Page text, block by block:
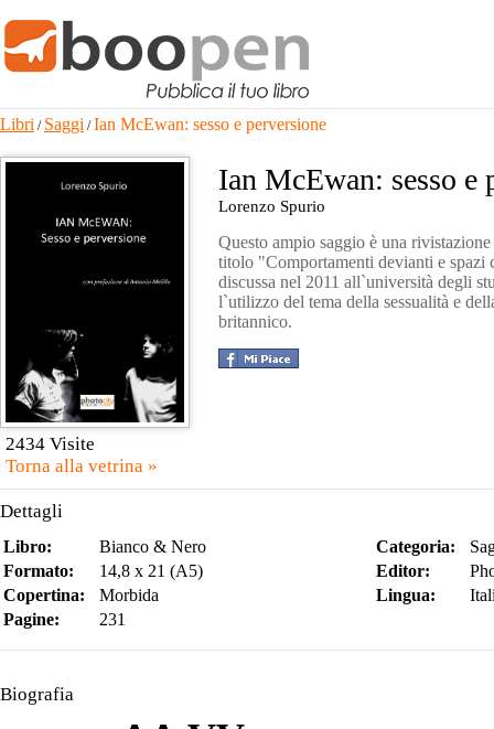
Libri / Saggi /Ian McEwan: sesso e perversione
2434 Visite
Torna alla vetrina »
Ian McEwan: sesso e
Lorenzo Spurio
Questo ampio saggio è una
titolo "Comportamenti devianti e
discussa nel 2011 all`università degli
l`utilizzo del tema della sessualità e
britannico.
Dettagli
Libro:
Bianco & Nero
Formato:
14,8 x 21 (A5)
Copertina:
Morbida
Pagine:
231
Categoria:
Editor:
Lingua:
Biografia